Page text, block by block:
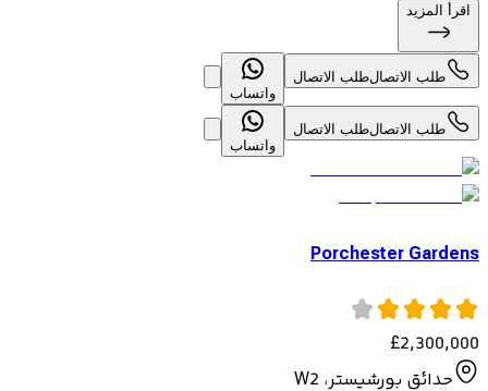
اقرأ المزيد
طلب الاتصالطلب الاتصال
واتساب
طلب الاتصالطلب الاتصال
واتساب
Porchester Gardens
£2,300,000
حدائق بورشيستر، W2